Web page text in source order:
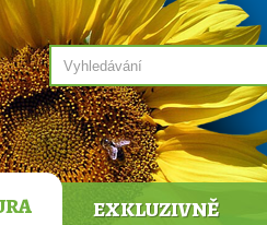
EXKLUZIVNĚ